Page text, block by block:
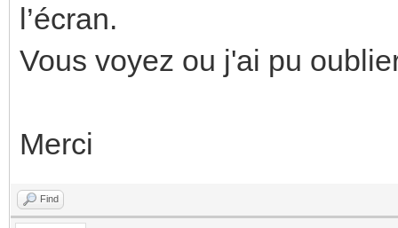
l’écran.
Vous voyez ou j'ai pu
Merci
Find